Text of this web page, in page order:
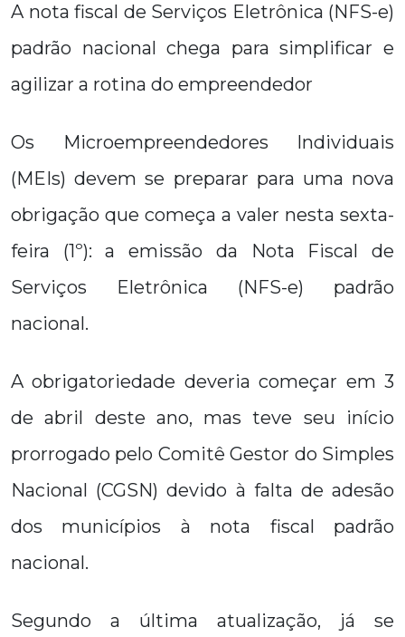
A nota fiscal de Serviços Eletrônica (NFS-e)
padrão nacional chega para simplificar e
agilizar a rotina do empreendedor
Os Microempreendedores Individuais
(MEIs) devem se preparar para uma nova
obrigação que começa a valer nesta sexta-
feira (1º): a emissão da Nota Fiscal de
Serviços Eletrônica (NFS-e) padrão
nacional.
A obrigatoriedade deveria começar em 3
de abril deste ano, mas teve seu início
prorrogado pelo Comitê Gestor do Simples
Nacional (CGSN) devido à falta de adesão
dos municípios à nota fiscal padrão
nacional.
Segundo a última atualização, já se